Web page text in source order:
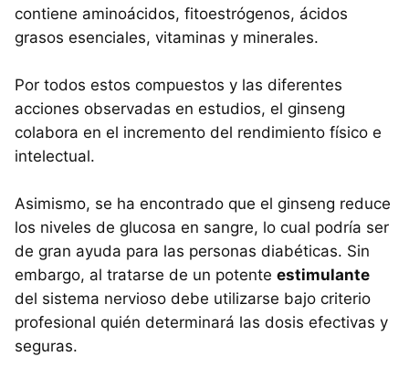
contiene aminoácidos, fitoestrógenos, ácidos
grasos esenciales, vitaminas y minerales.
Por todos estos compuestos y las diferentes
acciones observadas en estudios, el ginseng
colabora en el incremento del rendimiento físico e
intelectual.
Asimismo, se ha encontrado que el ginseng reduce
los niveles de glucosa en sangre, lo cual podría ser
de gran ayuda para las personas diabéticas. Sin
embargo, al tratarse de un potente estimulante
del sistema nervioso debe utilizarse bajo criterio
profesional quién determinará las dosis efectivas y
seguras.